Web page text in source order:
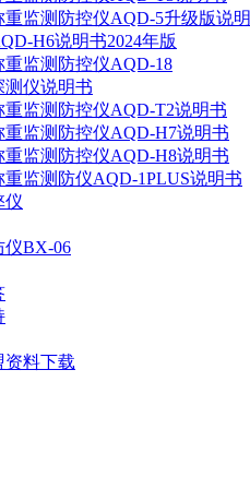
重监测防控仪AQD-5升级版说
H6说明书2024年版
监测防控仪AQD-18
测仪说明书
监测防控仪AQD-T2说明书
重监测防控仪AQD-H7说明书
重监测防控仪AQD-H8说明书
监测防仪AQD-1PLUS说明书
仪
仪BX-06
资料下载